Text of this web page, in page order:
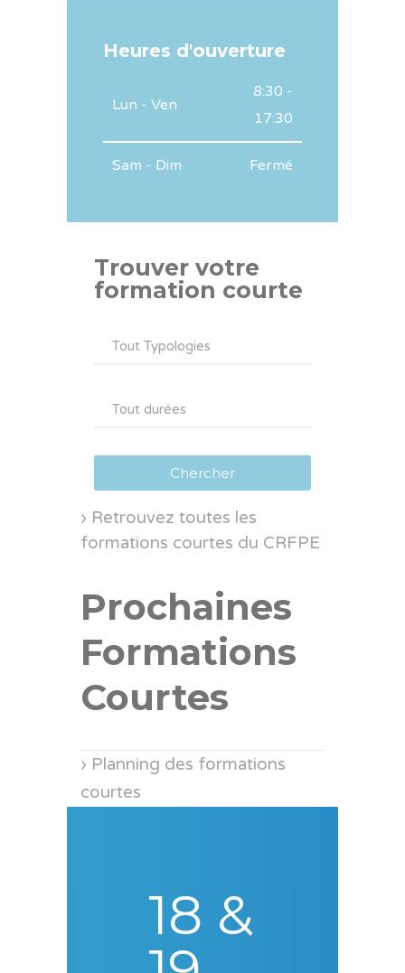
Heures d'ouverture
Lun - Ven
8:30 -
17:30
Sam - Dim Fermé
Trouver votre
formation courte
› Retrouvez toutes les
formations courtes du CRFPE
Prochaines
Formations
Courtes
› Planning des formations
courtes
18 &